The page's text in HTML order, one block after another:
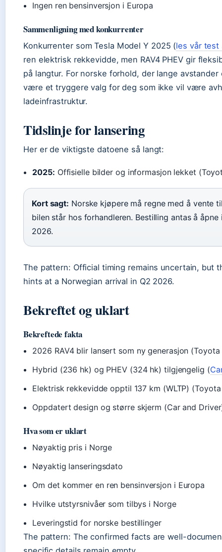
Ingen ren bensinversjon i Europa
Sammenligning med konkurrenter
Konkurrenter som Tesla Model Y 2025 (les vår test
ren elektrisk rekkevidde, men RAV4 PHEV gir
på langtur. For norske forhold, der lange avstander
være et tryggere valg for deg som ikke vil være
ladeinfrastruktur.
Tidslinje for lansering
Her er de viktigste datoene så langt:
2025: Offisielle bilder og informasjon lekket
Kort sagt: Norske kjøpere må regne med å vente
bilen står hos forhandleren. Bestilling antas å
2026.
The pattern: Official timing remains uncertain, but
hints at a Norwegian arrival in Q2 2026.
Bekreftet og uklart
Bekreftede fakta
2026 RAV4 blir lansert som ny generasjon
Hybrid (236 hk) og PHEV (324 hk) tilgjengelig (
Elektrisk rekkevidde opptil 137 km (WLTP)
Oppdatert design og større skjerm (Car and
Hva som er uklart
Nøyaktig pris i Norge
Nøyaktig lanseringsdato
Om det kommer en ren bensinversjon i Europa
Hvilke utstyrsnivåer som tilbys i Norge
Leveringstid for norske bestillinger
The pattern: The confirmed facts are well-